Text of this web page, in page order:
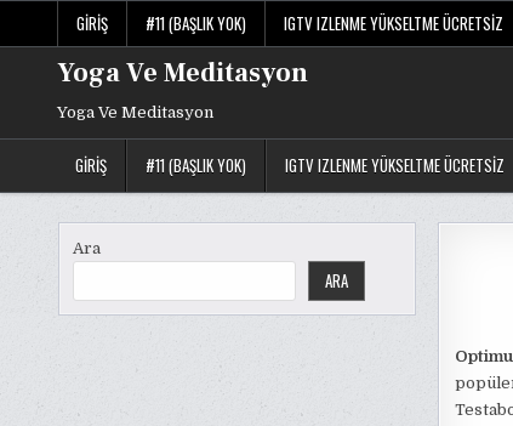
content
GIRIŞ #11 (BAŞLIK YOK) IGTV IZLENME YÜKSELTME ÜCRETSIZ
Yoga Ve Meditasyon
Yoga Ve Meditasyon
GIRIŞ #11 (BAŞLIK YOK) IGTV IZLENME YÜKSELTME ÜCRETSIZ
Ara
ARA